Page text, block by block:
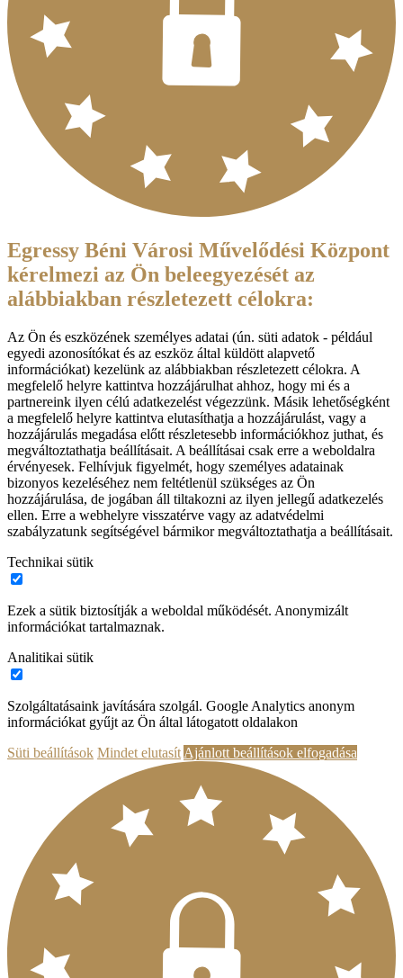
Egressy Béni Városi Művelődési Központ
kérelmezi az Ön beleegyezését az
alábbiakban részletezett célokra:
Az Ön és eszközének személyes adatai (ún. süti adatok - például
egyedi azonosítókat és az eszköz által küldött alapvető
információkat) kezelünk az alábbiakban részletezett célokra. A
megfelelő helyre kattintva hozzájárulhat ahhoz, hogy mi és a
partnereink ilyen célú adatkezelést végezzünk. Másik lehetőségként
a megfelelő helyre kattintva elutasíthatja a hozzájárulást, vagy a
hozzájárulás megadása előtt részletesebb információkhoz juthat, és
megváltoztathatja beállításait. A beállításai csak erre a weboldalra
érvényesek. Felhívjuk figyelmét, hogy személyes adatainak
bizonyos kezeléséhez nem feltétlenül szükséges az Ön
hozzájárulása, de jogában áll tiltakozni az ilyen jellegű adatkezelés
ellen. Erre a webhelyre visszatérve vagy az adatvédelmi
szabályzatunk segítségével bármikor megváltoztathatja a beállításait.
Technikai sütik
Ezek a sütik biztosítják a weboldal működését. Anonymizált
információkat tartalmaznak.
Analitikai sütik
Szolgáltatásaink javítására szolgál. Google Analytics anonym
információkat gyűjt az Ön által látogatott oldalakon
Süti beállítások Mindet elutasít Ajánlott beállítások elfogadása